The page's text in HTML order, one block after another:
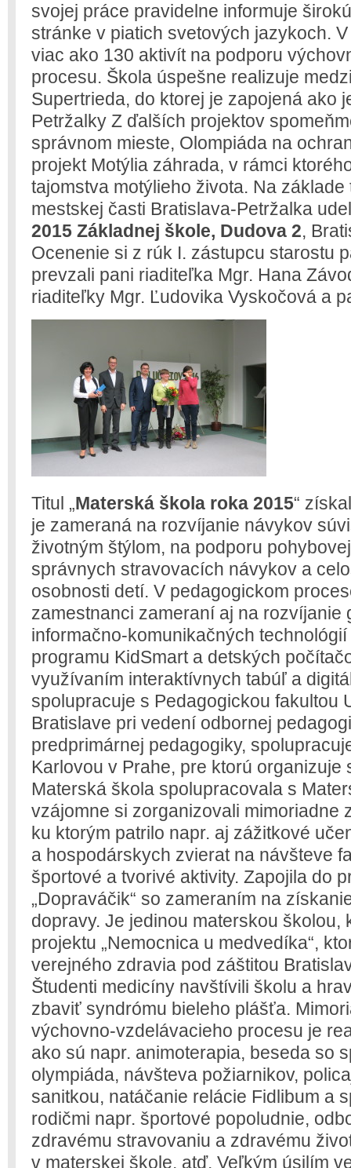
svojej práce pravidelne informuje
stránke v piatich svetových jazykoch.
viac ako 130 aktivít na podporu
procesu. Škola úspešne realizuje
Supertrieda, do ktorej je zapojená ako
Petržalky Z ďalších projektov
správnom mieste, Olompiáda na
projekt Motýlia záhrada, v rámci
tajomstva motýlieho života. Na
mestskej časti Bratislava-Petržalka
2015 Základnej škole, Dudova 2,
Ocenenie si z rúk I. zástupcu starostu
prevzali pani riaditeľka Mgr. Hana
riaditeľky Mgr. Ľudovika Vyskočová a
Titul „Materská škola roka 2015“
je zameraná na rozvíjanie návykov
životným štýlom, na podporu
správnych stravovacích návykov a
osobnosti detí. V pedagogickom
zamestnanci zameraní aj na rozvíjanie
informačno-komunikačných
programu KidSmart a detských
využívaním interaktívnych tabúľ a
spolupracuje s Pedagogickou fakultou
Bratislave pri vedení odbornej
predprimárnej pedagogiky,
Karlovou v Prahe, pre ktorú organizuje
Materská škola spolupracovala s
vzájomne si zorganizovali mimoriadne
ku ktorým patrilo napr. aj zážitkové
a hospodárskych zvierat na návšteve
športové a tvorivé aktivity. Zapojila do
„Dopraváčik“ so zameraním na
dopravy. Je jedinou materskou školou,
projektu „Nemocnica u medvedíka“,
verejného zdravia pod záštitou
Študenti medicíny navštívili školu a
zbaviť syndrómu bieleho plášťa.
výchovno-vzdelávacieho procesu je
ako sú napr. animoterapia, beseda so
olympiáda, návšteva požiarnikov,
sanitkou, natáčanie relácie Fidlibum a
rodičmi napr. športové popoludnie,
zdravému stravovaniu a zdravému
v materskej škole, atď. Veľkým úsilím